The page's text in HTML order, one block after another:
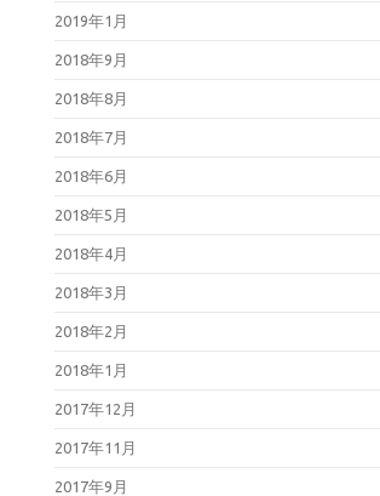
2019年1月
2018年9月
2018年8月
2018年7月
2018年6月
2018年5月
2018年4月
2018年3月
2018年2月
2018年1月
2017年12月
2017年11月
2017年9月